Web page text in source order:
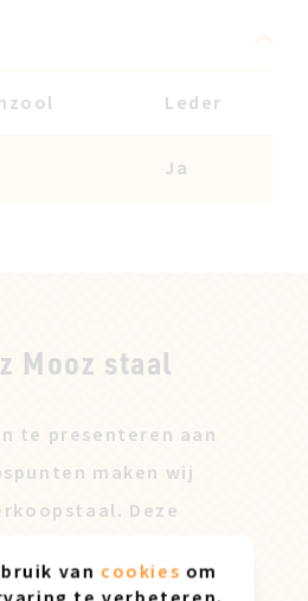
Leder
Ja
Mooz staal
te presenteren aan
maken wij
Deze
ook achteraf te koop
een lagere prijs.
van cookies om